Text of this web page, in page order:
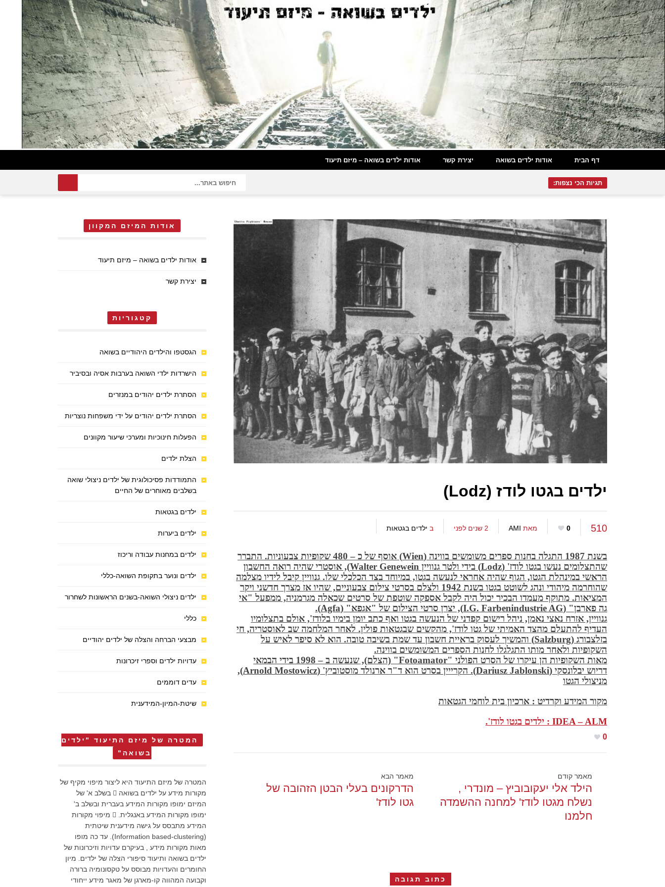
דף הבית אודות ילדים בשואה יצירת קשר אודות ילדים בשואה – מיזם תיעוד
תגיות הכי נצפות:
ילדים בגטו לודז (Lodz)
510
0 מאת AMI 2 שנים לפני ב ילדים בגטאות
בשנת 1987 התגלה בחנות ספרים משומשים בווינה (Wien)
אוסף של כ – 480 שקופיות צבעוניות. התברר
שהתצלומים נעשו בגטו לודז' (Lodz) בידי ולטר גנוויין
אוסטרי שהיה רואה החשבון
הראשי במינהלת הגטו, הגוף שהיה אחראי לנעשה בגטו, במיוחד בצד הכלכלי שלו. גנוויין קיבל לידיו מצלמה
שהוחרמה מיהודי ונהג לשוטט בגטו בשנת 1942 ולצלם בסרטי צילום צבעוניים, שהיו אז מצרך חדשני ויקר
המציאות. מתוקף מעמדו הבכיר יכול היה לקבל אספקה שוטפת של סרטים שכאלה מגרמניה, ממפעל "אי
גה פארבן" (I.G. Farbenindustrie AG), יצרן סרטי הצילום של "אגפא" (Agfa).
גנוויין, אזרח נאצי נאמן, ניהל רישום קפדני של הנעשה בגטו ואף כתב יומן בימיו בלודז', אולם בתצלומיו
העדיף להתעלם מהצד האמיתי של גטו לודז', מהקשים שבגטאות פולין. לאחר המלחמה שב לאוסטריה, חי
בזלצבורג (Salzburg)
והמשיך לעסוק בראיית חשבון עד שמת בשיבה טובה. הוא לא סיפר לאיש על
השקופיות ולאחר מותו התגלגלו לחנות הספרים המשומשים בווינה.
מאות השקופיות הן עיקרו של הסרט הפולני "Fotoamator"
(הצלם), שנעשה ב – 1998 בידי הבמאי
דריוש יבלונסקי (Dariusz Jablonski). הקרייין בסרט הוא ד"ר ארנולד מוסטוביץ' (Arnold Mostowicz),
מניצולי הגטו
מקור המידע וקרדיט : ארכיון בית לוחמי הגטאות
IDEA – ALM : ילדים בגטו לודז'.
0
מאמר קודם
הילד אלי יעקובוביץ – מונדרי ,
נשלח מגטו לודז' למחנה ההשמדה
חלמנו
מאמר הבא
הדרקונים בעלי הבטן הזהובה של
גטו לודז'
כתוב תגובה
אודות המיזם המקוון
אודות ילדים בשואה – מיזם תיעוד
יצירת קשר
קטגוריות
הגסטפו והילדים היהודיים בשואה
הישרדות ילדי השואה בערבות אסיה ובסיביר
הסתרת ילדים יהודים במנזרים
הסתרת ילדים יהודים על ידי משפחות נוצריות
הפעלות חינוכיות ומערכי שיעור מקוונים
הצלת ילדים
התמודדות פסיכולוגית של ילדים ניצולי שואה
בשלבים מאוחרים של החיים
ילדים בגטאות
ילדים ביערות
ילדים במחנות עבודה וריכוז
ילדים ונוער בתקופת השואה-כללי
ילדים ניצולי השואה-בשנים הראשונות לשחרור
כללי
מבצעי הברחה והצלה של ילדים יהודיים
עדויות ילדים וספרי זיכרונות
עדים דוממים
שיטת-המיון-המידענית
המטרה של מיזם התיעוד "ילדים
בשואה"
המטרה של מיזם התיעוד היא ליצור מיפוי מקיף של
מקורות מידע על ילדים בשואה  בשלב א' של
המיזם ימופו מקורות המידע בעברית ובשלב ב'
ימופו מקורות המידע באנגלית.  מיפוי מקורות
המידע מתבסס על גישה מידענית שיטתית
(Information based-clustering). עד כה מופו
מאות מקורות מידע , בעיקרם עדויות וזיכרונות של
ילדים בשואה ותיעוד סיפורי הצלה של ילדים. מיון
החומרים והעדויות מבוסס על טקסונומיה ברורה
וקבועה המהווה קו-מארגן של מאגר מידע ייחודי